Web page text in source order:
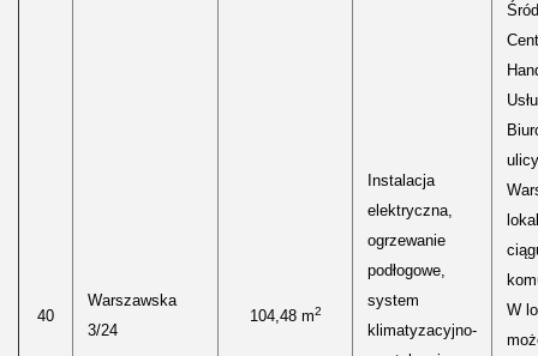
40
Warszawska
3/24
104,48 m2
Instalacja
elektryczna,
ogrzewanie
podłogowe,
system
klimatyzacyjno-
ulicy
W